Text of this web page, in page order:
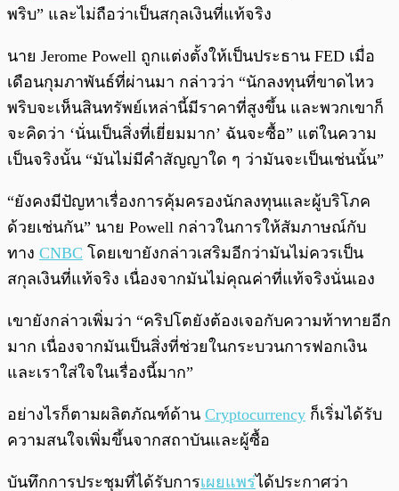
พริบ” และไม่ถือว่าเป็นสกุลเงินที่แท้จริง
นาย Jerome Powell ถูกแต่งตั้งให้เป็นประธาน FED เมื่อ
เดือนกุมภาพันธ์ที่ผ่านมา กล่าวว่า “นักลงทุนที่ขาดไหว
พริบจะเห็นสินทรัพย์เหล่านี้มีราคาที่สูงขึ้น และพวกเขาก็
จะคิดว่า ‘นั่นเป็นสิ่งที่เยี่ยมมาก’ ฉันจะซื้อ” แต่ในความ
เป็นจริงนั้น “มันไม่มีคำสัญญาใด ๆ ว่ามันจะเป็นเช่นนั้น”
“ยังคงมีปัญหาเรื่องการคุ้มครองนักลงทุนและผู้บริโภค
ด้วยเช่นกัน” นาย Powell กล่าวในการให้สัมภาษณ์กับ
ทาง CNBC โดยเขายังกล่าวเสริมอีกว่ามันไม่ควรเป็น
สกุลเงินที่แท้จริง เนื่องจากมันไม่คุณค่าที่แท้จริงนั่นเอง
เขายังกล่าวเพิ่มว่า “คริปโตยังต้องเจอกับความท้าทายอีก
มาก เนื่องจากมันเป็นสิ่งที่ช่วยในกระบวนการฟอกเงิน
และเราใส่ใจในเรื่องนี้มาก”
อย่างไรก็ตามผลิตภัณฑ์ด้าน Cryptocurrency ก็เริ่มได้รับ
ความสนใจเพิ่มขึ้นจากสถาบันและผู้ซื้อ
บันทึกการประชุมที่ได้รับการเผยแพร่ได้ประกาศว่า